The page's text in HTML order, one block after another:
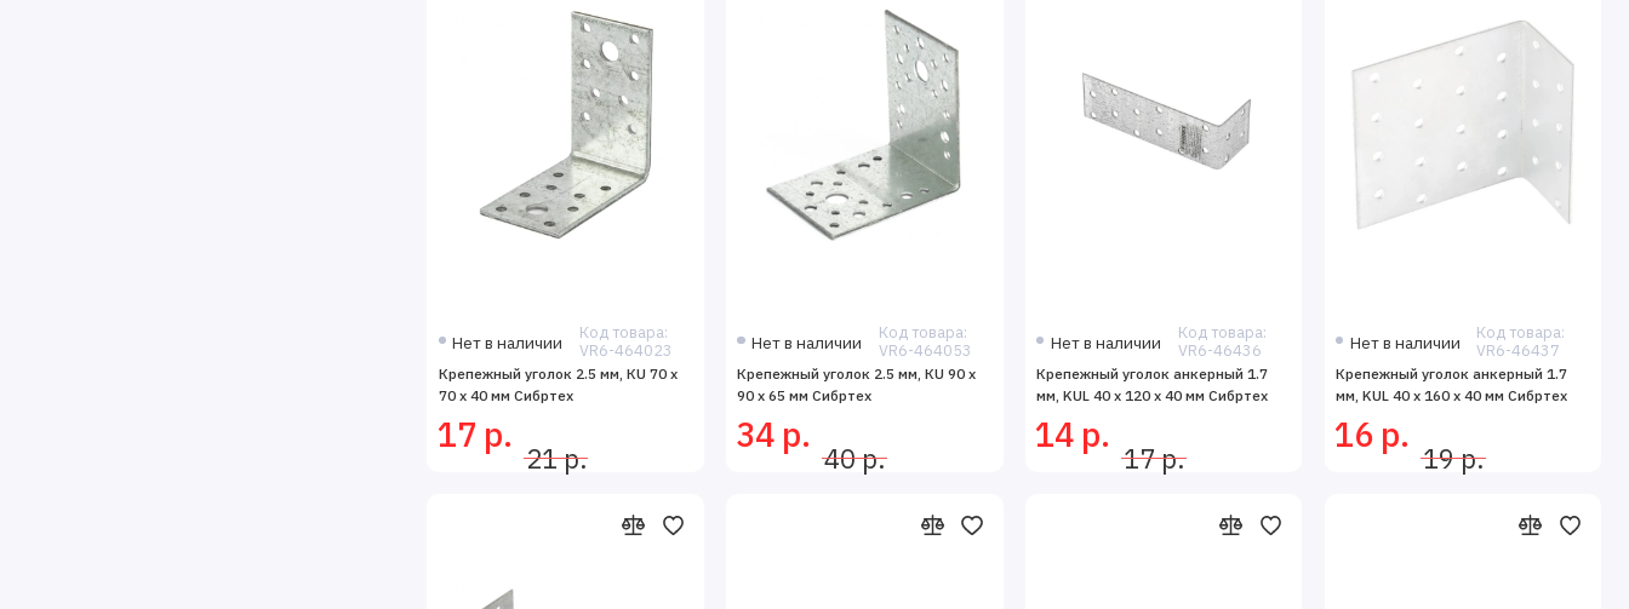
Нет в наличии
Код товара:
VR6-464023
Крепежный уголок 2.5 мм, КU 70 x
70 x 40 мм Сибртех
17 р.
21 р.
Нет в наличии
Код товара:
VR6-464053
Крепежный уголок 2.5 мм, КU 90 x
90 x 65 мм Сибртех
34 р.
40 р.
Нет в наличии
Код товара:
VR6-46436
Крепежный уголок анкерный 1.7
мм, KUL 40 х 120 х 40 мм Сибртех
14 р.
17 р.
Нет в наличии
Код товара:
VR6-46437
Крепежный уголок анкерный 1.7
мм, KUL 40 х 160 х 40 мм Сибртех
16 р.
19 р.